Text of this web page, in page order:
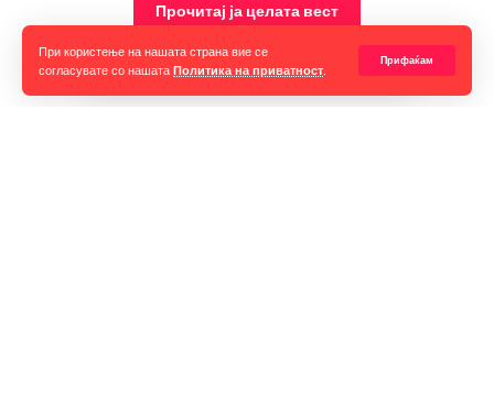
При користење на нашата страна вие се
согласувате со нашата Политика на приватност
Прифаќам
Прочитај ја целата вест